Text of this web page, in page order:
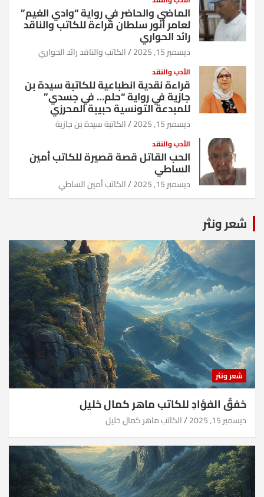
الماضي والحاضر في رواية “وادي الغيم”
لعامر أنور سلطان قراءة للكاتب والناقد
رائد الحواري
ديسمبر 15, 2025 الكاتب والناقد رائد الحواري
الأدب والنقد
قراءة نقدية انطباعية للكاتبة سيدة بن
جازية في رواية “حلم… في جسدي”
للمبدعة التونسية حبيبة المحرزي
ديسمبر 15, 2025 الكاتبة سيدة بن جازية
الأدب والنقد
الحب القاتل قصة قصيرة للكاتب أمين
الساطي
ديسمبر 15, 2025 الكاتب أمين الساطي
شعر ونثر
شعر ونثر
خفقُ الفؤادِ للكاتب ماهر كمال خليل
ديسمبر 15, 2025 الكاتب ماهر كمال خليل